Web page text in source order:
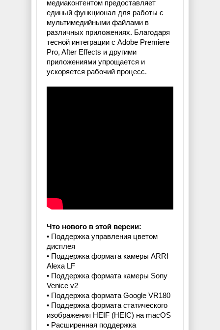
медиаконтентом предоставляет
единый функционал для работы с
мультимедийными файлами в
различных приложениях. Благодаря
тесной интеграции с Adobe Premiere
Pro, After Effects и другими
приложениями упрощается и
ускоряется рабочий процесс.
Что нового в этой версии:
• Поддержка управления цветом
дисплея
• Поддержка формата камеры ARRI
Alexa LF
• Поддержка формата камеры Sony
Venice v2
• Поддержка формата Google VR180
• Поддержка формата статического
изображения HEIF (HEIC) на macOS
• Расширенная поддержка